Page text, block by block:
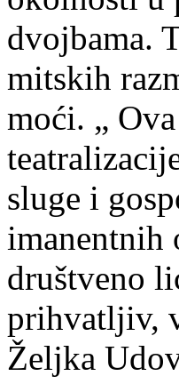
dvojbama.
mitskih
moći. „
sluge i
imanentnih
društveno
prihvatljiv,
Željka